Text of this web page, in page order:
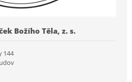
Božího Těla, z. s.
144